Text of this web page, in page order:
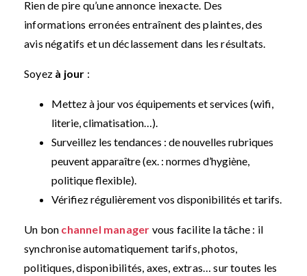
Rien de pire qu’une annonce inexacte. Des
informations erronées entraînent des plaintes, des
avis négatifs et un déclassement dans les résultats.
Soyez à jour :
Mettez à jour vos équipements et services (wifi,
literie, climatisation…).
Surveillez les tendances : de nouvelles rubriques
peuvent apparaître (ex. : normes d’hygiène,
politique flexible).
Vérifiez régulièrement vos disponibilités et tarifs.
Un bon channel manager vous facilite la tâche : il
synchronise automatiquement tarifs, photos,
politiques, disponibilités, axes, extras… sur toutes les